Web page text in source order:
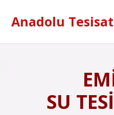
Anadolu
SU